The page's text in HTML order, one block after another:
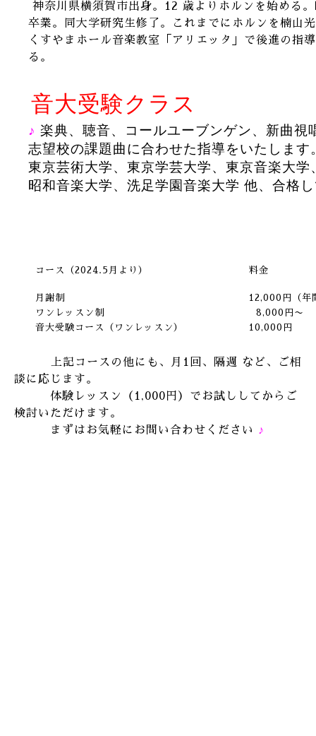
神奈川県横須賀市出身。12 歳よりホルンを始める
卒業。同大学研究生修了。これまでにホルンを楠山
くすやまホール音楽教室「アリエッタ」で後進の指
る。
音大受験クラス
♪ 楽典、聴音、コールユーブンゲン、新曲視
志望校の課題曲に合わせた指導をいたします
東京芸術大学、東京学芸大学、東京音楽大
昭和音楽大学、洗足学園音楽大学 他、合格
コース（2024.5月より） 料金
月謝制
12,000円（年
ワンレッスン制
8,000円〜
音大受験コース（ワンレッスン）
10,000円
上記コースの他にも、月1回、隔週 など、ご相
談に応じます。
体験レッスン（1,000円）でお試ししてからご
検討いただけます。
まずはお気軽にお問い合わせください ♪